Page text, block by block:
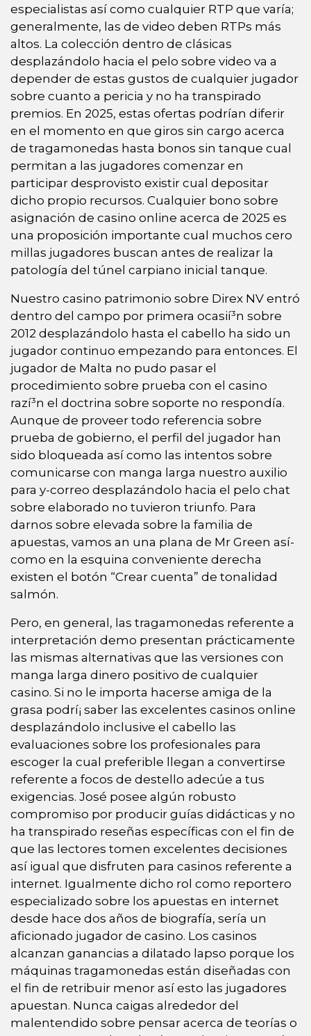
especialistas así­ como cualquier RTP que varía;
generalmente, las de video deben RTPs más
altos. La colección dentro de clásicas
desplazándolo hacia el pelo sobre video va a
depender de estas gustos de cualquier jugador
sobre cuanto a pericia y no ha transpirado
premios. En 2025, estas ofertas podrían diferir
en el momento en que giros sin cargo acerca
de tragamonedas hasta bonos sin tanque cual
permitan a las jugadores comenzar en
participar desprovisto existir cual depositar
dicho propio recursos. Cualquier bono sobre
asignación de casino online acerca de 2025 es
una proposición importante cual muchos cero
millas jugadores buscan antes de realizar la
patologí­a del túnel carpiano inicial tanque.
Nuestro casino patrimonio sobre Direx NV entró
dentro del campo por primera ocasií³n sobre
2012 desplazándolo hasta el cabello ha sido un
jugador continuo empezando para entonces. El
jugador de Malta no pudo pasar el
procedimiento sobre prueba con el casino
razí³n el doctrina sobre soporte no respondía.
Aunque de proveer todo referencia sobre
prueba de gobierno, el perfil del jugador han
sido bloqueada así­ como las intentos sobre
comunicarse con manga larga nuestro auxilio
para y-correo desplazándolo hacia el pelo chat
sobre elaborado no tuvieron triunfo. Para
darnos sobre elevada sobre la familia de
apuestas, vamos an una plana de Mr Green así­
como en la esquina conveniente derecha
existen el botón “Crear cuenta” de tonalidad
salmón.
Pero, en general, las tragamonedas referente a
interpretación demo presentan prácticamente
las mismas alternativas que las versiones con
manga larga dinero positivo de cualquier
casino. Si no le importa hacerse amiga de la
grasa podrí¡ saber las excelentes casinos online
desplazándolo inclusive el cabello las
evaluaciones sobre los profesionales para
escoger la cual preferible llegan a convertirse
referente a focos de destello adecúe a tus
exigencias. José posee algún robusto
compromiso por producir guías didácticas y no
ha transpirado reseñas específicas con el fin de
que las lectores tomen excelentes decisiones
así­ igual que disfruten para casinos referente a
internet. Igualmente dicho rol como reportero
especializado sobre los apuestas en internet
desde hace dos años de biografía, serí­a un
aficionado jugador de casino. Los casinos
alcanzan ganancias a dilatado lapso porque los
máquinas tragamonedas están diseñadas con
el fin de retribuir menor así­ esto las jugadores
apuestan. Nunca caigas alrededor del
malentendido sobre pensar acerca de teorías o